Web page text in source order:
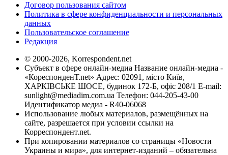
Договор пользования сайтом
Политика в сфере конфиденциальности и персональных
данных
Пользовательское соглашение
Редакция
© 2000-2026, Korrespondent.net
Субъект в сфере онлайн-медиа Название онлайн-медиа -
«КореспонденТ.net» Адрес: 02091, місто Київ,
ХАРКІВСЬКЕ ШОСЕ, будинок 172-Б, офіс 208/1 E-mail:
sunlight@mediadim.com.ua Телефон: 044-205-43-00
Идентификатор медиа - R40-06068
Использование любых материалов, размещённых на
сайте, разрешается при условии ссылки на
Корреспондент.net.
При копировании материалов со страницы «Новости
Украины и мира», для интернет-изданий – обязательна